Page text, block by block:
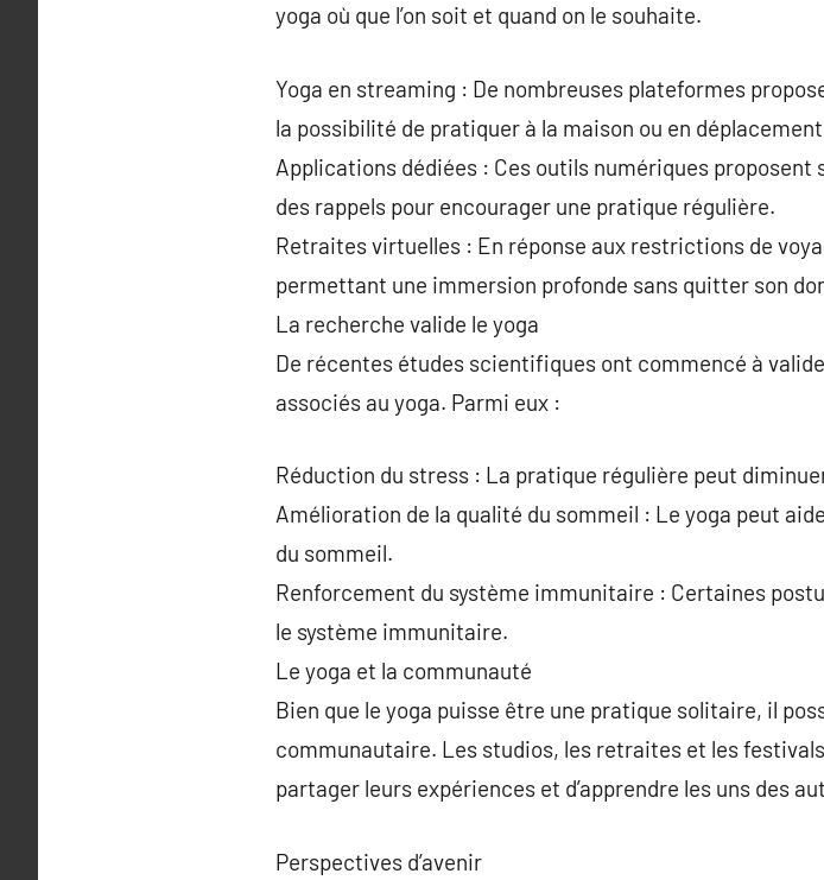
yoga où que l’on soit et quand on le souhaite.
Yoga en streaming : De nombreuses plateformes
la possibilité de pratiquer à la maison ou en
Applications dédiées : Ces outils numériques
des rappels pour encourager une pratique régulière.
Retraites virtuelles : En réponse aux restrictions de
permettant une immersion profonde sans quitter son
La recherche valide le yoga
De récentes études scientifiques ont commencé à
associés au yoga. Parmi eux :
Réduction du stress : La pratique régulière peut
Amélioration de la qualité du sommeil : Le yoga peut
du sommeil.
Renforcement du système immunitaire : Certaines
le système immunitaire.
Le yoga et la communauté
Bien que le yoga puisse être une pratique solitaire, il
communautaire. Les studios, les retraites et les
partager leurs expériences et d’apprendre les uns des
Perspectives d’avenir